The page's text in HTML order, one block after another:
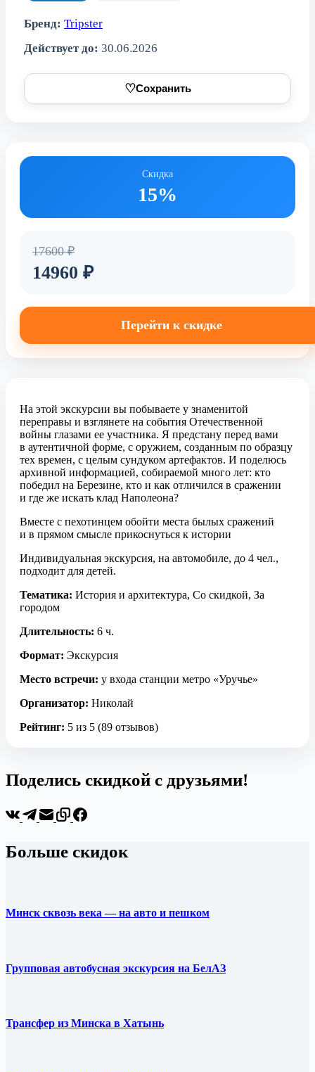
Бренд: Tripster
Действует до: 30.06.2026
♡Сохранить
Скидка
15%
17600 ₽
14960 ₽
Перейти к скидке
На этой экскурсии вы побываете у знаменитой
переправы и взглянете на события Отечественной
войны глазами ее участника. Я предстану перед вами
в аутентичной форме, с оружием, созданным по образцу
тех времен, с целым сундуком артефактов. И поделюсь
архивной информацией, собираемой много лет: кто
победил на Березине, кто и как отличился в сражении
и где же искать клад Наполеона?
Вместе с пехотинцем обойти места былых сражений
и в прямом смысле прикоснуться к истории
Индивидуальная экскурсия, на автомобиле, до 4 чел.,
подходит для детей.
Тематика: История и архитектура, Со скидкой, За
городом
Длительность: 6 ч.
Формат: Экскурсия
Место встречи: у входа станции метро «Уручье»
Организатор: Николай
Рейтинг: 5 из 5 (89 отзывов)
Поделись скидкой с друзьями!
Больше скидок
Минск сквозь века — на авто и пешком
Групповая автобусная экскурсия на БелАЗ
Трансфер из Минска в Хатынь